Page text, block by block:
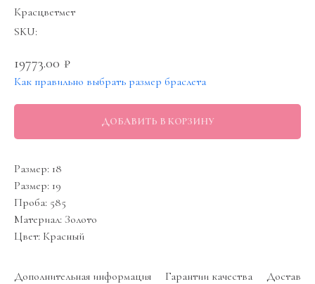
Красцветмет
SKU:
19773.00 ₽
Как правильно выбрать размер браслета
ДОБАВИТЬ В КОРЗИНУ
Размер: 18
Размер: 19
Проба: 585
Материал: Золото
Цвет: Красный
Дополнительная информация Гарантии качества Доставка